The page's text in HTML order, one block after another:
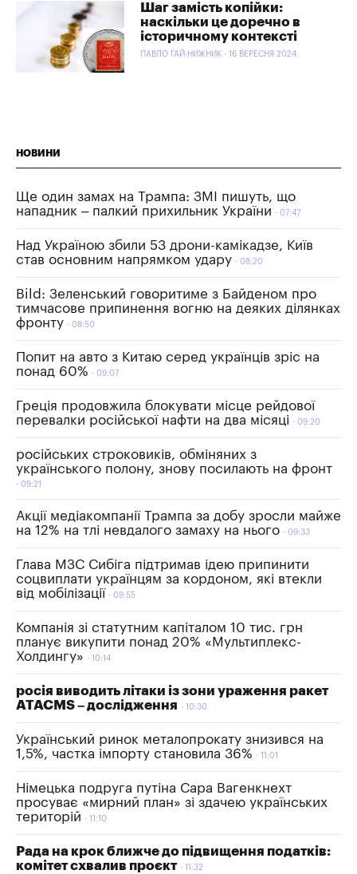
Шаг замість копійки:
наскільки це доречно в
історичному контексті
ПАВЛО ГАЙ-НИЖНИК - 16 ВЕРЕСНЯ 2024
НОВИНИ
Ще один замах на Трампа: ЗМІ пишуть, що
нападник – палкий прихильник України
07:47
Над Україною збили 53 дрони-камікадзе, Київ
став основним напрямком удару
08:20
Bild: Зеленський говоритиме з Байденом про
тимчасове припинення вогню на деяких ділянках
фронту
08:50
Попит на авто з Китаю серед українців зріс на
понад 60%
09:07
Греція продовжила блокувати місце рейдової
перевалки російської нафти на два місяці
09:20
російських строковиків, обміняних з
українського полону, знову посилають на фронт
09:21
Акції медіакомпанії Трампа за добу зросли майже
на 12% на тлі невдалого замаху на нього
09:33
Глава МЗС Сибіга підтримав ідею припинити
соцвиплати українцям за кордоном, які втекли
від мобілізації
09:55
Компанія зі статутним капіталом 10 тис. грн
планує викупити понад 20% «Мультиплекс-
Холдингу»
10:14
росія виводить літаки із зони ураження ракет
ATACMS – дослідження
10:30
Український ринок металопрокату знизився на
1,5%, частка імпорту становила 36%
11:01
Німецька подруга путіна Сара Вагенкнехт
просуває «мирний план» зі здачею українських
територій
11:10
Рада на крок ближче до підвищення податків:
комітет схвалив проєкт
11:32